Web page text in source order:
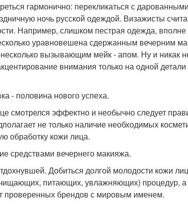
гармонично: перекликаться с
ночь русской одеждой. Визажисты
Например, слишком пестрая одежда,
уравновешена сдержанным вечерним
вызывающим мейк - апом. Ну и никак
внимания только на одной
- половина нового успеха.
смотрелся эффектно и необычно следует
не только наличие необходимых
обработку кожи лица.
средствами вечернего макияжа.
Добиться долгой молодости кожи
питающих, увлажняющих) процедур,
проверенных брендов с мировым именем.